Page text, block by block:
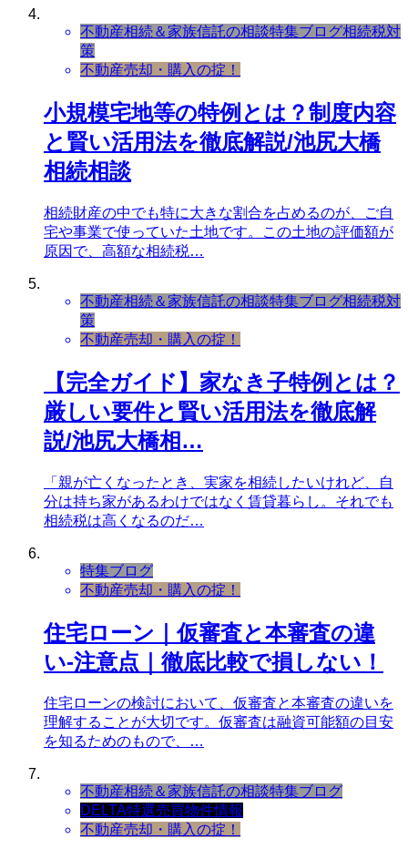
不動産相続＆家族信託の相談特集ブログ相続税対
策
不動産売却・購入の掟！
小規模宅地等の特例とは？制度内容
と賢い活用法を徹底解説/池尻大橋
相続相談
相続財産の中でも特に大きな割合を占めるのが、ご自
宅や事業で使っていた土地です。この土地の評価額が
原因で、高額な相続税…
不動産相続＆家族信託の相談特集ブログ相続税対
策
不動産売却・購入の掟！
【完全ガイド】家なき子特例とは？
厳しい要件と賢い活用法を徹底解
説/池尻大橋相…
「親が亡くなったとき、実家を相続したいけれど、自
分は持ち家があるわけではなく賃貸暮らし。それでも
相続税は高くなるのだ…
特集ブログ
不動産売却・購入の掟！
住宅ローン｜仮審査と本審査の違
い-注意点｜徹底比較で損しない！
住宅ローンの検討において、仮審査と本審査の違いを
理解することが大切です。仮審査は融資可能額の目安
を知るためのもので、…
不動産相続＆家族信託の相談特集ブログ
DELTA特選売買物件情報
不動産売却・購入の掟！